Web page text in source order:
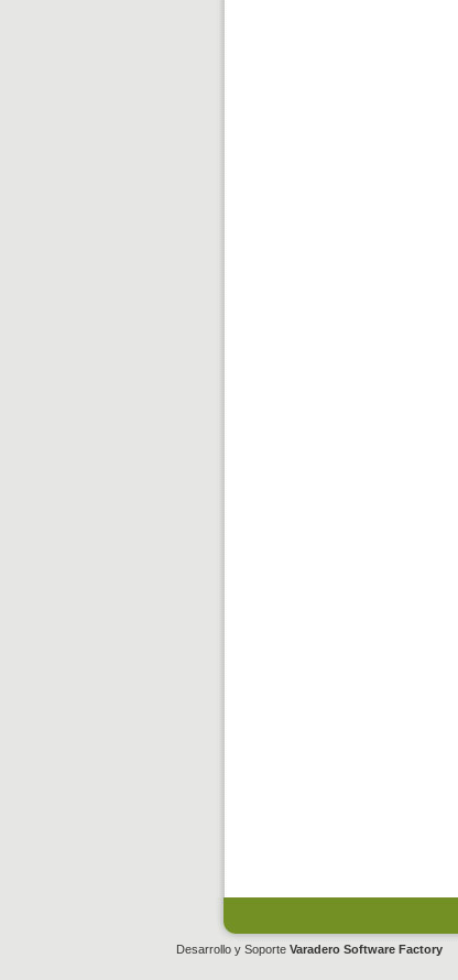
Desarrollo y Soporte Varadero Software Factory